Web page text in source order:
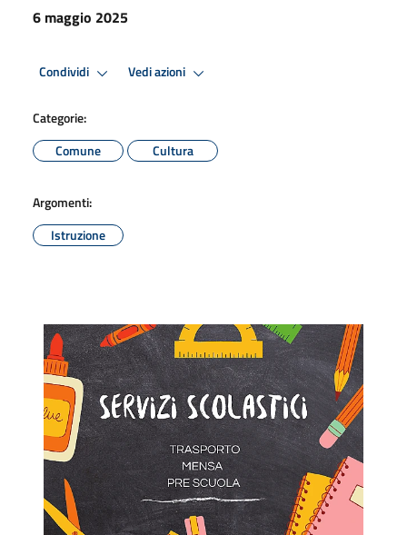
6 maggio 2025
Condividi Vedi azioni
Categorie:
Comune
Cultura
Argomenti:
Istruzione